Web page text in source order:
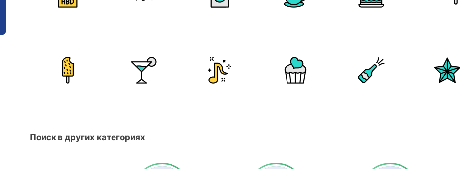
Поиск в других категориях